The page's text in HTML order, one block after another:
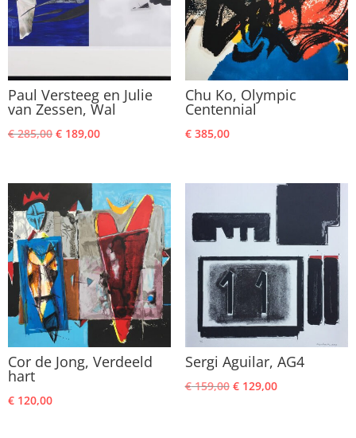
Paul Versteeg en Julie
van Zessen, Wal
€285,00 Oorspronkelijke
€ 285,00.
€ 189,00Huidige
€ 189,00.
Chu Ko, Olympic
Centennial
€385,00
Cor de Jong, Verdeeld
hart
€ 120,00
Sergi Aguilar, AG4
€159,00 Oorspronkelijke
€129,00Huidige